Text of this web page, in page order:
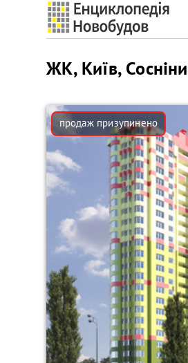
ЖК, Київ,